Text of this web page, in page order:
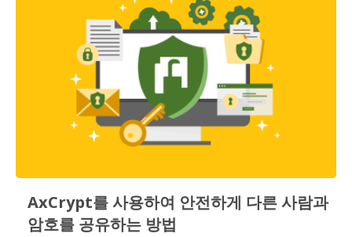
AxCrypt를 사용하여 안전하게 다른 사람과
암호를 공유하는 방법